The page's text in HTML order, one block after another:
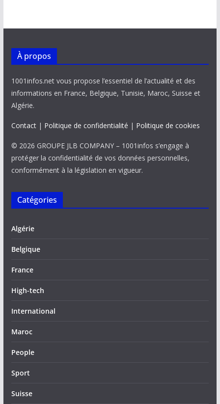
À propos
1001infos.net vous propose l’essentiel de l’actualité et des
informations en France, Belgique, Tunisie, Maroc, Suisse et
Algérie.
Contact| Politique de confidentialité | Politique de cookies
© 2026 GROUPE JLB COMPANY – 1001infos s’engage à
protéger la confidentialité de vos données personnelles,
conformément à la législation en vigueur.
Catégories
Algérie
Belgique
France
High-tech
International
Maroc
People
Sport
Suisse